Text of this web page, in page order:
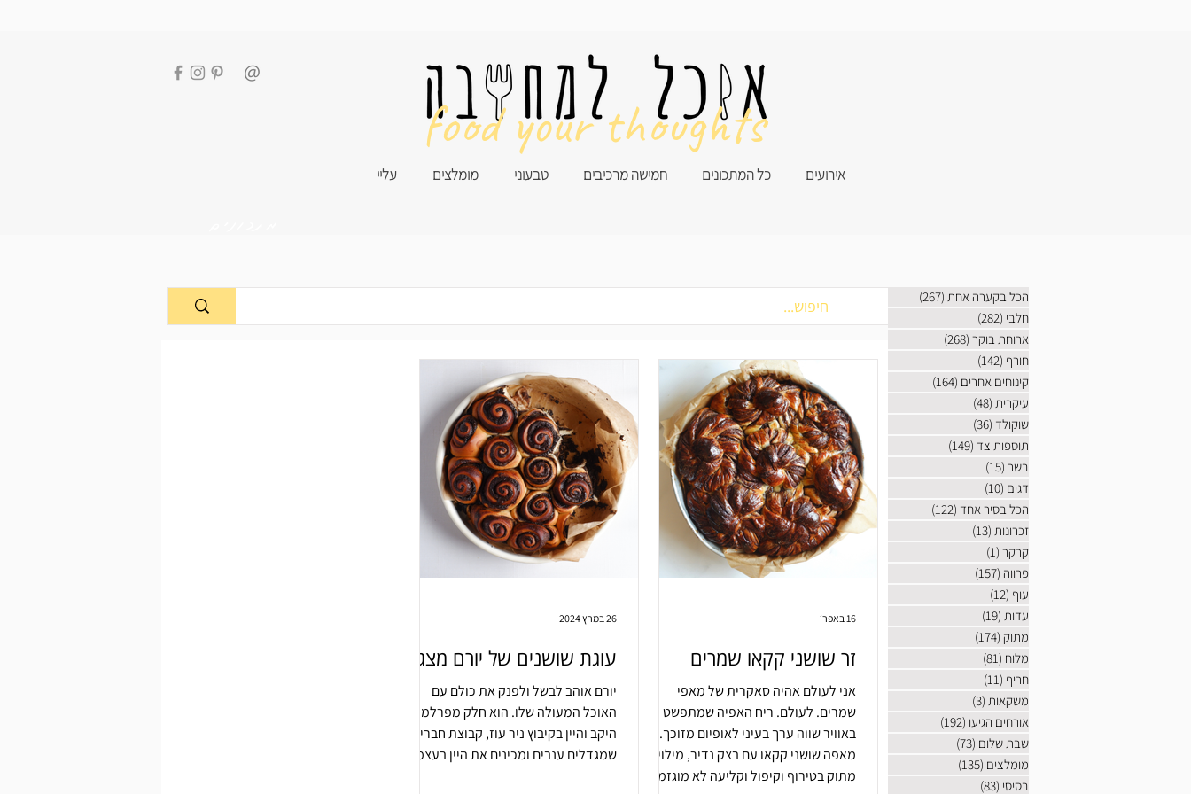
עליי מומלצים טבעוני חמישה מרכיבים כל המתכונים אירועים
food your thoughts
זר שושני קקאו שמרים
אני לעולם אהיה סאקרית של מאפי
שמרים. לעולם. ריח האפיה שמתפשט
באוויר שווה ערך בעיני לאופיום מזוכך.
מאפה שושני קקאו עם בצק נדיר, מילוי לא
מתוק בטירוף וקיפול וקליעה לא מוגזמים
16 באפר׳
עוגת שושנים של יורם מצגר
יורם אוהב לבשל ולפנק את כולם עם
האוכל המעולה שלו. הוא חלק מפרלמנט
היקב והיין בקיבוץ ניר עוז, קבוצת חברים
שמגדלים ענבים ומכינים את היין בעצמם
26 במרץ 2024
הכל בקערה אחת (267)
חלבי (282)
ארוחת בוקר (268)
חורף (142)
קינוחים אחרים (164)
עיקרית (48)
שוקולד (36)
תוספות צד (149)
בשר (15)
דגים (10)
הכל בסיר אחד (122)
זכרונות (13)
קרקר (1)
פרווה (157)
עוף (12)
עדות (19)
מתוק (174)
מלוח (81)
חריף (11)
משקאות (3)
אורחים הגיעו (192)
שבת שלום (73)
מומלצים (135)
בסיסי (83)